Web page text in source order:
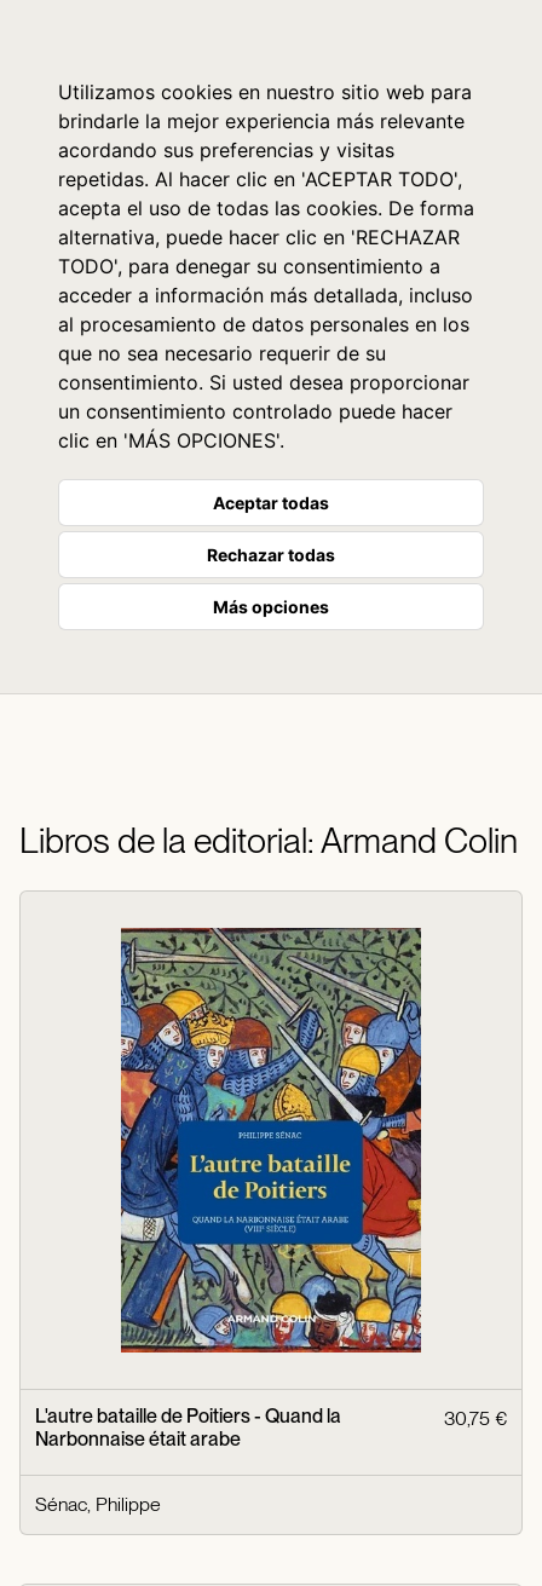
Utilizamos cookies en nuestro sitio web para
brindarle la mejor experiencia más relevante
acordando sus preferencias y visitas
repetidas. Al hacer clic en 'ACEPTAR TODO',
acepta el uso de todas las cookies. De forma
alternativa, puede hacer clic en 'RECHAZAR
TODO', para denegar su consentimiento a
acceder a información más detallada, incluso
al procesamiento de datos personales en los
que no sea necesario requerir de su
consentimiento. Si usted desea proporcionar
un consentimiento controlado puede hacer
clic en 'MÁS OPCIONES'.
Aceptar todas
Rechazar todas
Más opciones
Libros de la editorial: Armand Colin
L'autre bataille de Poitiers - Quand la
Narbonnaise était arabe
30,75 €
Sénac, Philippe